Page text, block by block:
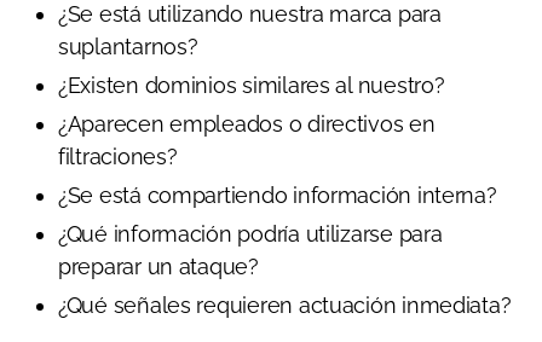
¿Se está utilizando nuestra marca para
suplantarnos?
¿Existen dominios similares al nuestro?
¿Aparecen empleados o directivos en
filtraciones?
¿Se está compartiendo información interna?
¿Qué información podría utilizarse para
preparar un ataque?
¿Qué señales requieren actuación inmediata?